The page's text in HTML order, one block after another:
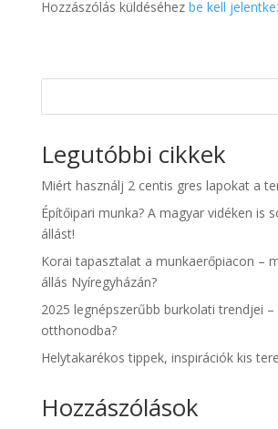
Hozzászólás küldéséhez be kell
Legutóbbi cikkek
Miért használj 2 centis gres lapokat a
Építőipari munka? A magyar vidéken is
állást!
Korai tapasztalat a munkaerőpiacon –
állás Nyíregyházán?
2025 legnépszerűbb burkolati trendjei
otthonodba?
Helytakarékos tippek, inspirációk kis
Hozzászólások